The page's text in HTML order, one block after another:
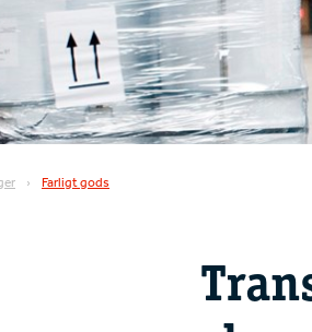
Farligt gods